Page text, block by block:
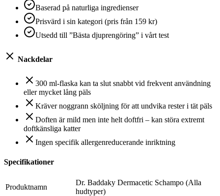
Baserad på naturliga ingredienser
Prisvärd i sin kategori (pris från 159 kr)
Utsedd till ”Bästa djuprengöring” i vårt test
Nackdelar
300 ml-flaska kan ta slut snabbt vid frekvent användning
eller mycket lång päls
Kräver noggrann sköljning för att undvika rester i tät päls
Doften är mild men inte helt doftfri – kan störa extremt
doftkänsliga katter
Ingen specifik allergenreducerande inriktning
Specifikationer
Produktnamn
Dr. Baddaky Dermacetic Schampo (Alla
hudtyper)